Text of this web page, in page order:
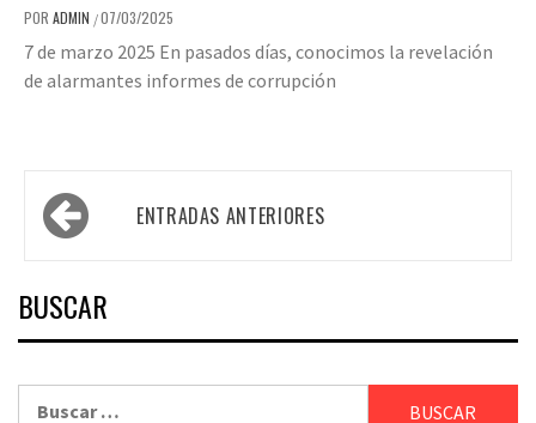
POR ADMIN /07/03/2025
7 de marzo 2025 En pasados días, conocimos la revelación
de alarmantes informes de corrupción
Navegación
de
entradas
ENTRADAS ANTERIORES
BUSCAR